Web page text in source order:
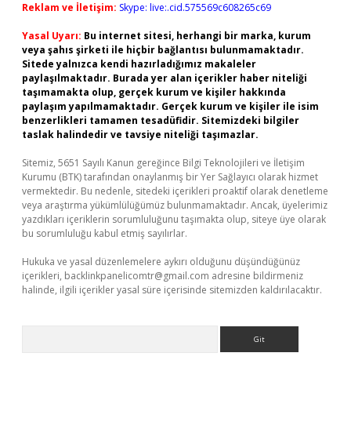
Reklam ve İletişim: Skype: live:.cid.575569c608265c69
Yasal Uyarı: Bu internet sitesi, herhangi bir marka, kurum
veya şahıs şirketi ile hiçbir bağlantısı bulunmamaktadır.
Sitede yalnızca kendi hazırladığımız makaleler
paylaşılmaktadır. Burada yer alan içerikler haber niteliği
taşımamakta olup, gerçek kurum ve kişiler hakkında
paylaşım yapılmamaktadır. Gerçek kurum ve kişiler ile isim
benzerlikleri tamamen tesadüfidir. Sitemizdeki bilgiler
taslak halindedir ve tavsiye niteliği taşımazlar.
Sitemiz, 5651 Sayılı Kanun gereğince Bilgi Teknolojileri ve İletişim
Kurumu (BTK) tarafından onaylanmış bir Yer Sağlayıcı olarak hizmet
vermektedir. Bu nedenle, sitedeki içerikleri proaktif olarak denetleme
veya araştırma yükümlülüğümüz bulunmamaktadır. Ancak, üyelerimiz
yazdıkları içeriklerin sorumluluğunu taşımakta olup, siteye üye olarak
bu sorumluluğu kabul etmiş sayılırlar.
Hukuka ve yasal düzenlemelere aykırı olduğunu düşündüğünüz
içerikleri, backlinkpanelicomtr@gmail.com adresine bildirmeniz
halinde, ilgili içerikler yasal süre içerisinde sitemizden kaldırılacaktır.